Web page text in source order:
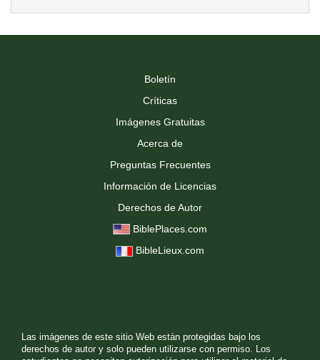
Boletín
Críticas
Imágenes Gratuitas
Acerca de
Preguntas Frecuentes
Información de Licencias
Derechos de Autor
BiblePlaces.com
BibleLieux.com
Las imágenes de este sitio Web están protegidas bajo los
derechos de autor y solo pueden utilizarse con permiso. Los